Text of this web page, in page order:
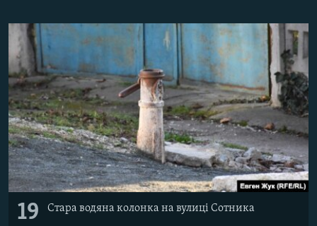
19 Стара водяна колонка на вулиці Сотника